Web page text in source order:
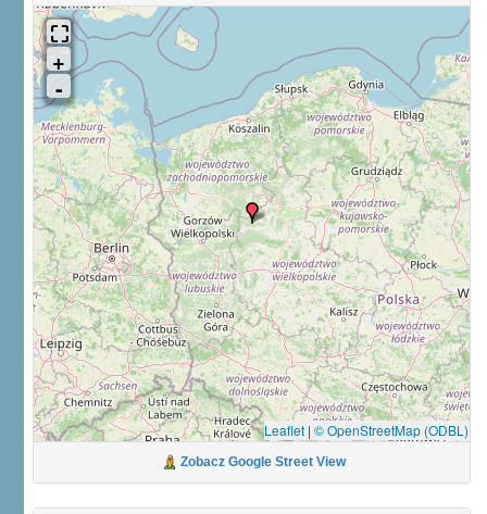
Leaflet | © OpenStreetMap (ODBL)
Zobacz Google Street View